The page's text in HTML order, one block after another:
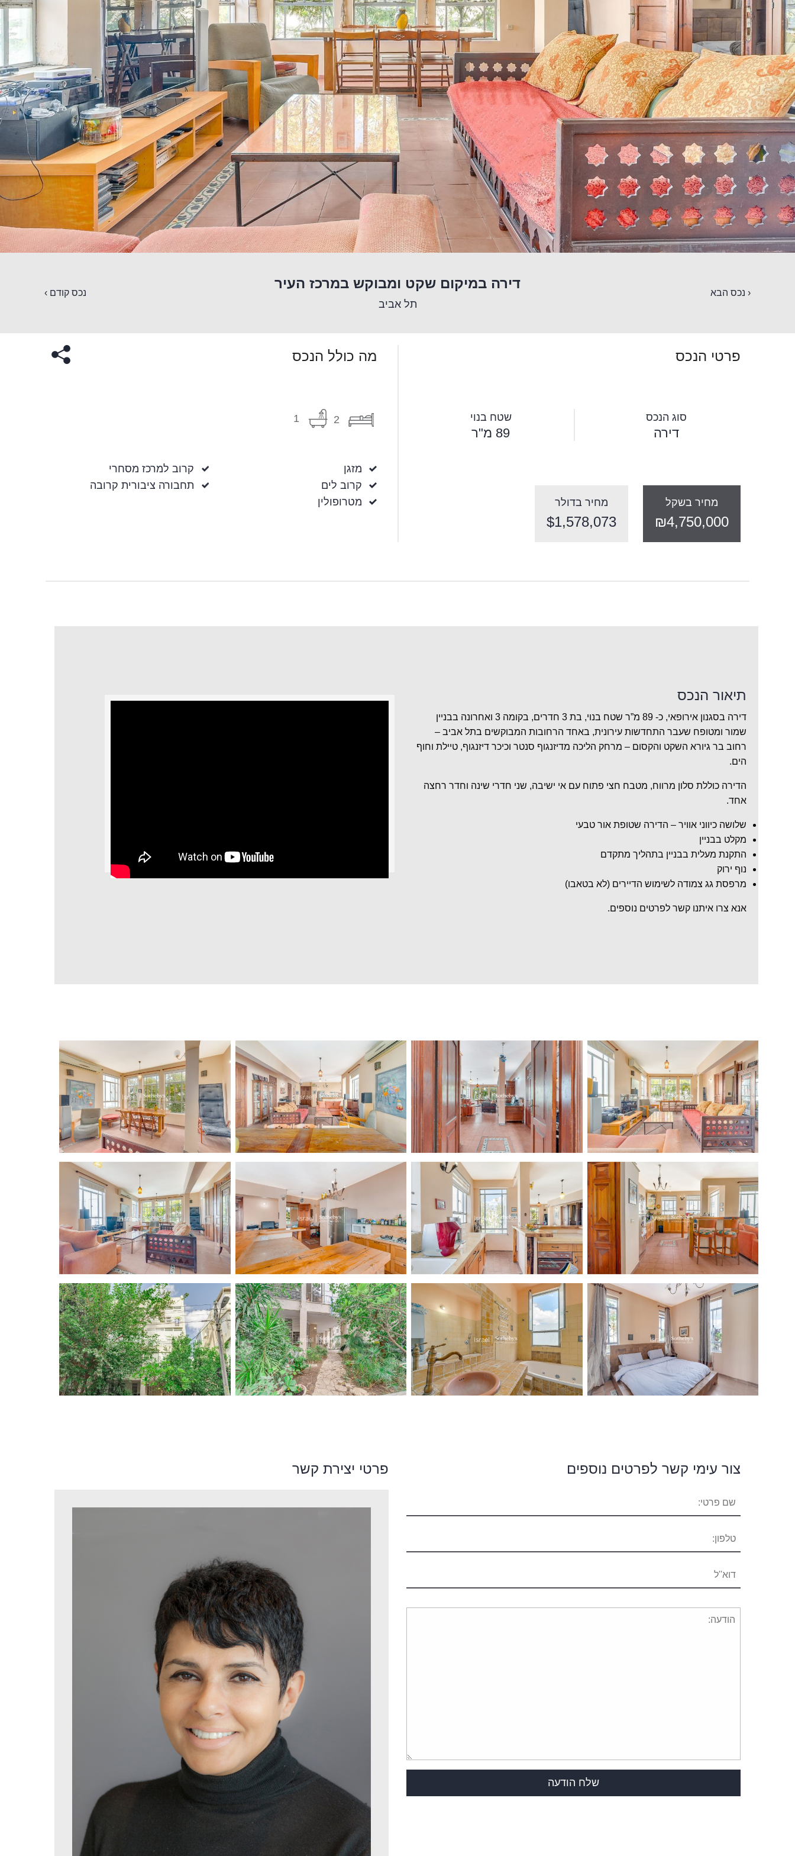
דירה במיקום שקט ומבוקש במרכז העיר
תל אביב
‹ נכס הבא נכס קודם ›
פרטי הנכס
סוג הנכס
דירה
שטח בנוי
89 מ"ר
מחיר בשקל
₪4,750,000
מחיר בדולר
$1,578,073
מה כולל הנכס
2
1
מזגן
קרוב לים
מטרופולין
קרוב למרכז מסחרי
תחבורה ציבורית קרובה
תיאור הנכס
דירה בסגנון אירופאי, כ- 89 מ”ר שטח בנוי, בת 3 חדרים, בקומה 3 ואחרונה בבניין
שמור ומטופח שעבר התחדשות עירונית, באחד הרחובות המבוקשים בתל אביב –
רחוב בר גיורא השקט והקסום – מרחק הליכה מדיזנגוף סנטר וכיכר דיזנגוף, טיילת וחוף
הים.
הדירה כוללת סלון מרווח, מטבח חצי פתוח עם אי ישיבה, שני חדרי שינה וחדר רחצה
אחד.
שלושה כיווני אוויר – הדירה שטופת אור טבעי
מקלט בבניין
התקנת מעלית בבניין בתהליך מתקדם
נוף ירוק
מרפסת גג צמודה לשימוש הדיירים (לא בטאבו)
אנא צרו איתנו קשר לפרטים נוספים.
פרטי יצירת קשר צור עימי קשר לפרטים נוספים